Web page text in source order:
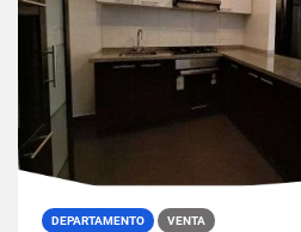
DEPARTAMENTO VENTA